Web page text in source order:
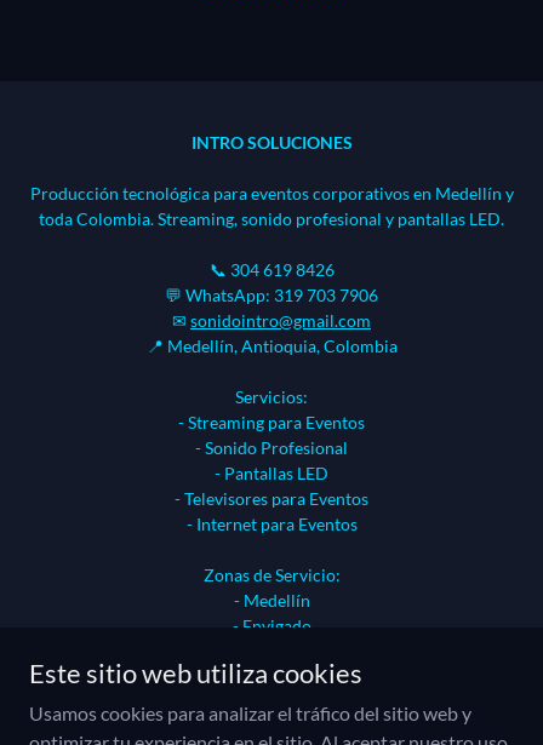
INTRO SOLUCIONES
Producción tecnológica para eventos corporativos en Medellín y
toda Colombia. Streaming, sonido profesional y pantallas LED.
📞 304 619 8426
💬 WhatsApp: 319 703 7906
✉ sonidointro@gmail.com
📍 Medellín, Antioquia, Colombia
Servicios:
- Streaming para Eventos
- Sonido Profesional
- Pantallas LED
- Televisores para Eventos
- Internet para Eventos
Zonas de Servicio:
- Medellín
- Envigado
- Bogotá
Este sitio web utiliza cookies
Usamos cookies para analizar el tráfico del sitio web y